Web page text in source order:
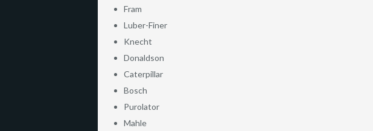
Fram
Luber-Finer
Knecht
Donaldson
Caterpillar
Bosch
Purolator
Mahle